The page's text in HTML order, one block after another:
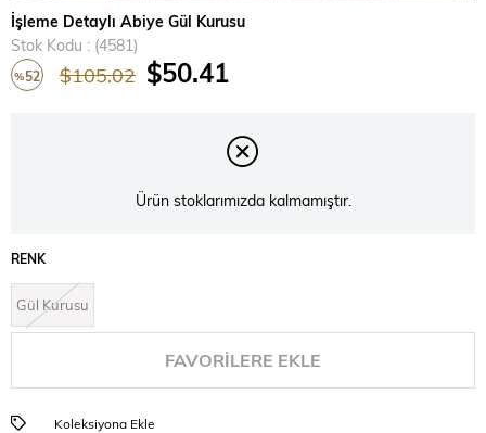
İşleme Detaylı Abiye Gül Kurusu
Stok Kodu
(4581)
%52 $105.02 $50.41
Ürün stoklarımızda kalmamıştır.
RENK
Gül Kurusu
FAVORILERE EKLE
Koleksiyona Ekle